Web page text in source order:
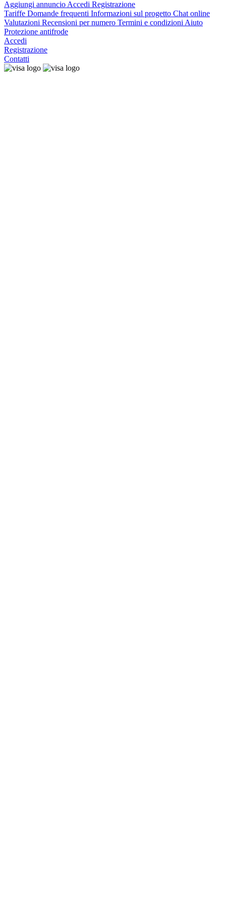
Aggiungi annuncio Accedi Registrazione
Tariffe Domande frequenti Informazioni sul progetto Chat online
Valutazioni Recensioni per numero Termini e condizioni Aiuto
Protezione antifrode
Accedi
Registrazione
Contatti